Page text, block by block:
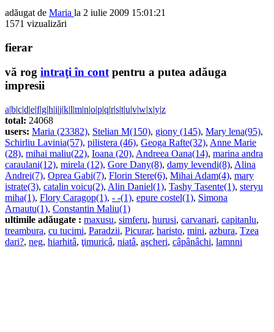
adăugat de Maria la 2 iulie 2009 15:01:21
1571 vizualizări
fierar
vă rog intraţi în contpentru a putea adăuga
impresii
a|b|c|d|e|f|g|h|i|j|k|l|m|n|o|p|q|r|s|t|u|v|w|x|y|z
total: 24068
users: Maria (23382), Stelian M(150), giony (145), Mary lena(95),
Schirliu Lavinia(57), pilistera (46), Geoga Rafte(32), Anne Marie
(28), mihai maliu(22), Ioana (20), Andreea Oana(14), marina andra
caraulani(12), mirela (12), Gore Dany(8), damy levendi(8), Alina
Andrei(7), Oprea Gabi(7), Florin Stere(6), Mihai Adam(4), mary
istrate(3), catalin voicu(2), Alin Daniel(1), Tashy Tasente(1), steryu
miha(1), Flory Caragop(1), - -(1), epure costel(1), Simona
Arnautu(1), Constantin Maliu(1)
ultimile adăugate : maxusu, simferu, hurusi, carvanari, capitanlu,
treambura, cu tucimi, Paradzii, Picurar, haristo, mini, azbura, Tzea
dari?, neg, hiarhitâ, ţimuricâ, niatâ, aşcheri, câpânâchi, lamnni